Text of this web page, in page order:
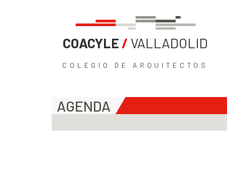
COACYLE / VALLADOLID
COLEGIO DE ARQUITECTOS
AGENDA